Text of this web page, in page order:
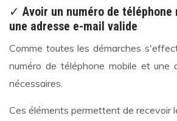
✓ Avoir un numéro de
une adresse e-mail valide
Comme toutes les démarches
numéro de téléphone mobile et une
nécessaires.
Ces éléments permettent de recevoir